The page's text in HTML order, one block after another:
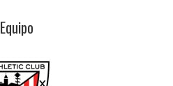
Equipo